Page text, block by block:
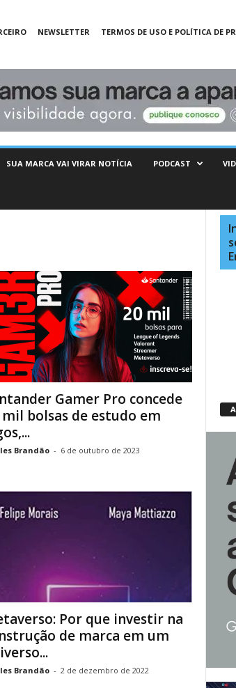
NEWSLETTER TERMOS DE USO E POLÍTICA DE
SUA MARCA VAI VIRAR NOTÍCIA PODCAST
Gamer Pro concede
mil bolsas de estudo em
Brandão - 6 de outubro de 2023
Por que investir na
de marca em um
Brandão - 2 de dezembro de 2022